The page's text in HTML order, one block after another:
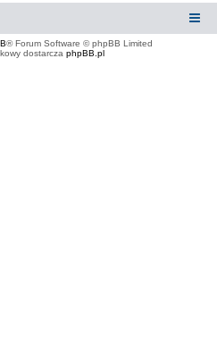
® Forum Software © phpBB Limited
dostarcza phpBB.pl